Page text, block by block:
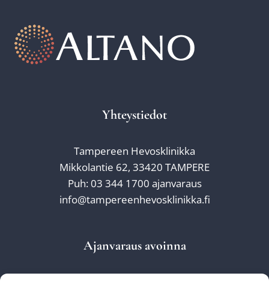
Yhteystiedot
Tampereen Hevosklinikka
Mikkolantie 62, 33420 TAMPERE
Puh: 03 344 1700 ajanvaraus
info@tampereenhevosklinikka.fi
Ajanvaraus avoinna